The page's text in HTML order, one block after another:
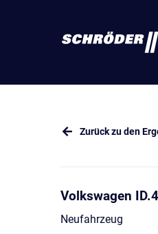
Zurück zu den
Volkswagen
Neufahrzeug